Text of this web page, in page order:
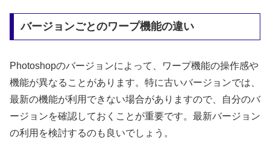
バージョンごとのワープ機能の違い
Photoshopのバージョンによって、ワープ機能の操作感や
機能が異なることがあります。特に古いバージョンでは、
最新の機能が利用できない場合がありますので、自分のバ
ージョンを確認しておくことが重要です。最新バージョン
の利用を検討するのも良いでしょう。